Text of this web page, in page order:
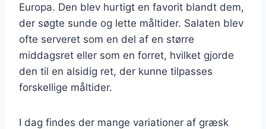
Europa. Den blev hurtigt en favorit blandt dem,
der søgte sunde og lette måltider. Salaten blev
ofte serveret som en del af en større
middagsret eller som en forret, hvilket gjorde
den til en alsidig ret, der kunne tilpasses
forskellige måltider.
I dag findes der mange variationer af græsk